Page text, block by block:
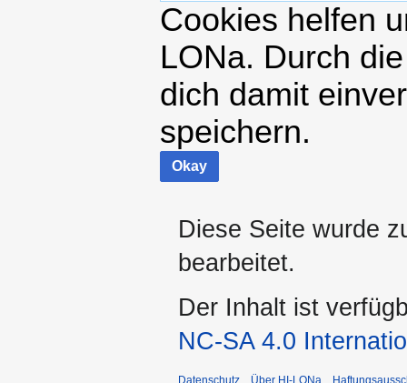
Cookies helfen
LONa. Durch
dich damit
speichern.
Okay
Diese Seite wurde
bearbeitet.
Der Inhalt ist
NC-SA 4.0
Datenschutz Über HI-LONa